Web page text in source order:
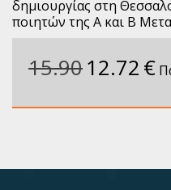
δημιουργίας στη
ποιητών της Α και Β
15.9012.72 €